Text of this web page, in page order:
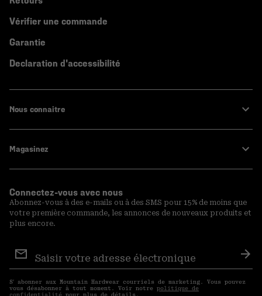
Vérifier une commande
Garantie
Declaration d'accessibilité
Nous connaitre
Magasinez
Connectez-vous avec nous
Abonnez-vous à des e-mails ou à des SMS pour 15% de moins que
votre première commande, les annonces de nouveaux produits et
plus encore.
aux
courriels
S′ abonner aux Mountain Hardwear courriels de marketing. Vous pouvez
vous désabonner à tout moment. Voir notre politique de
confidentialité pour plus de détails.